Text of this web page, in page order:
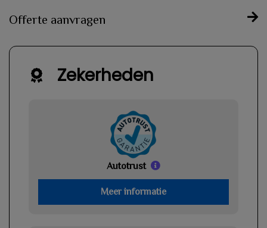
Offerte aanvragen
Zekerheden
Autotrust
Meer informatie